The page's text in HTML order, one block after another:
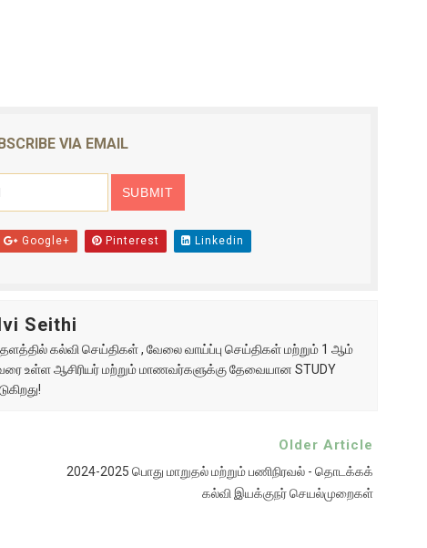
VIA EMAIL
Google+ Pinterest Linkedin
Seithi
கல்வி செய்திகள் , வேலை வாய்ப்பு செய்திகள் மற்றும் 1 ஆம்
வரை உள்ள ஆசிரியர் மற்றும் மாணவர்களுக்கு தேவையான STUDY
Older Article
2024-2025 பொது மாறுதல் மற்றும் பணிநிரவல் - தொடக்கக்
கல்வி இயக்குநர் செயல்முறைகள்